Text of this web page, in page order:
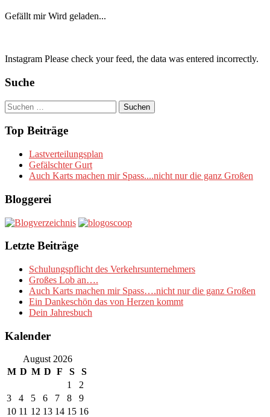
Gefällt mir Wird geladen...
Instagram Please check your feed, the data was entered incorrectly.
Suche
Suchen
nach:
Top Beiträge
Lastverteilungsplan
Gefälschter Gurt
Auch Karts machen mir Spass....nicht nur die ganz Großen
Bloggerei
Letzte Beiträge
Schulungspflicht des Verkehrsunternehmers
Großes Lob an….
Auch Karts machen mir Spass….nicht nur die ganz Großen
Ein Dankeschön das von Herzen kommt
Dein Jahresbuch
Kalender
August 2026
M D M D F S
S
1
2
3
4 5 6 7 8
9
10 11 12 13 14 15 16